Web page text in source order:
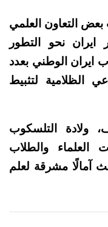
التعاون العلمي
ايران نحو التطور
ايران الوطني بعدد
الظلامية لتثبيط
ولادة التلسكوب
العلماء والطلاب
آمالًا مشرقة لعلم